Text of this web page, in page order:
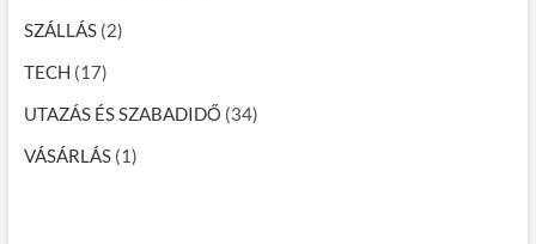
SZÁLLÁS(2)
TECH (17)
UTAZÁS ÉS SZABADIDŐ (34)
VÁSÁRLÁS(1)